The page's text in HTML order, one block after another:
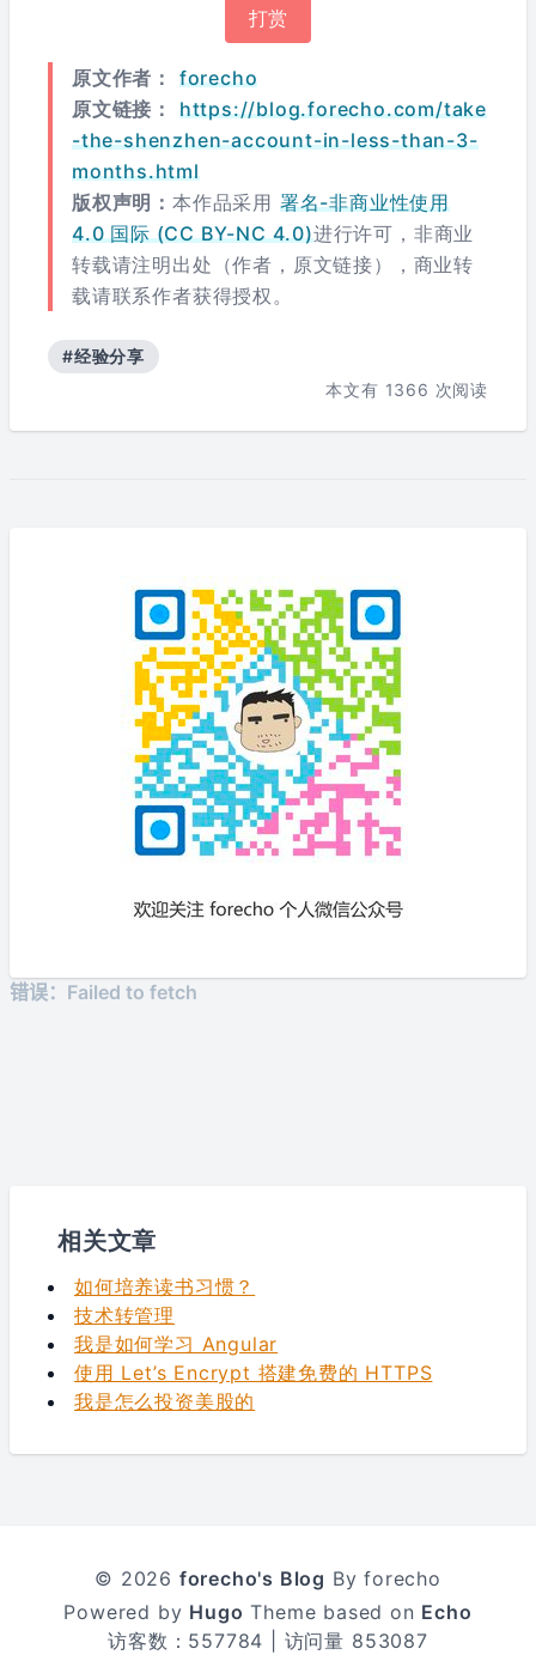
打赏
原文作者：
forecho
原文链接：
https://blog.forecho.com/take
-the-shenzhen-account-in-less-than-3-
months.html
版权声明： 本作品采用 署名-非商业性使用
4.0 国际 (CC BY-NC 4.0)进行许可，非商业
转载请注明出处（作者，原文链接），商业转
载请联系作者获得授权。
#经验分享
本文有 1366 次阅读
相关文章
如何培养读书习惯？
技术转管理
我是如何学习 Angular
使用 Let’s Encrypt 搭建免费的 HTTPS
我是怎么投资美股的
© 2026 forecho's Blog By forecho
Powered by Hugo Theme based on Echo
访客数： 557784 | 访问量 853087